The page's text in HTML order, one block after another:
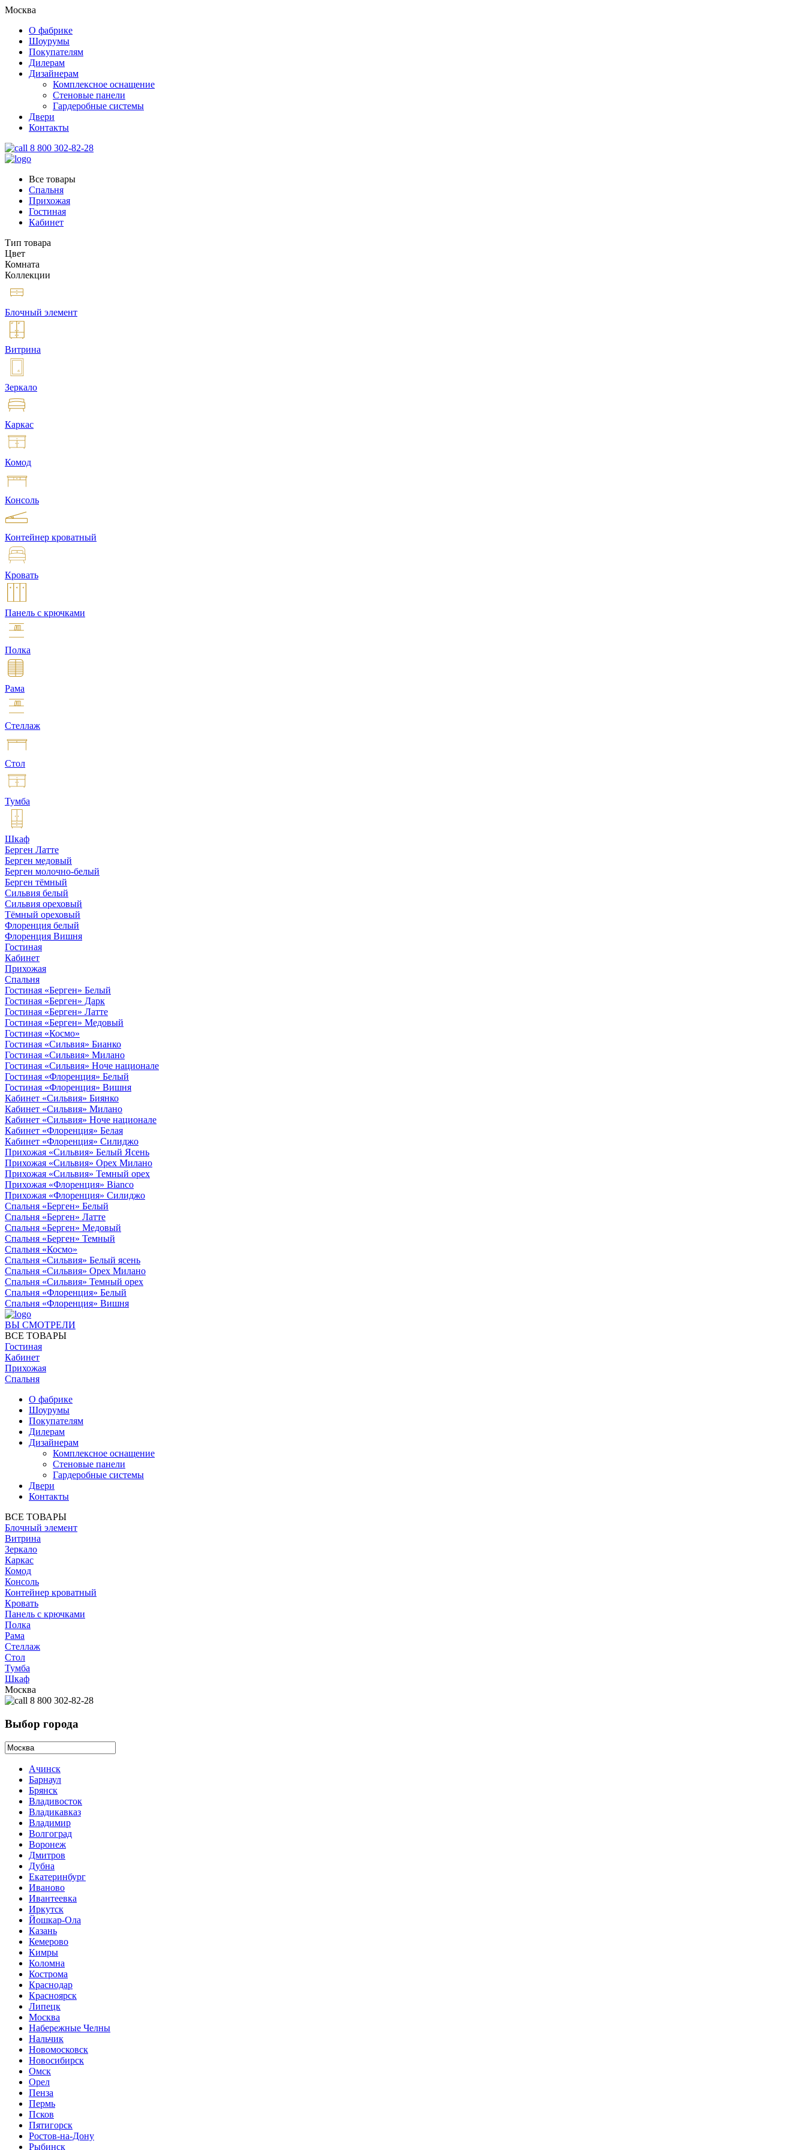
Москва
О фабрике
Шоурумы
Покупателям
Дилерам
Дизайнерам
Комплексное оснащение
Стеновые панели
Гардеробные системы
Двери
Контакты
8 800 302-82-28
Все товары
Спальня
Прихожая
Гостиная
Кабинет
Тип товара
Цвет
Комната
Коллекции
Блочный элемент
Витрина
Зеркало
Каркас
Комод
Консоль
Контейнер кроватный
Кровать
Панель с крючками
Полка
Рама
Стеллаж
Стол
Тумба
Шкаф
Берген Латте
Берген медовый
Берген молочно-белый
Берген тёмный
Сильвия белый
Сильвия ореховый
Тёмный ореховый
Флоренция белый
Флоренция Вишня
Гостиная
Кабинет
Прихожая
Спальня
Гостиная «Берген» Белый
Гостиная «Берген» Дарк
Гостиная «Берген» Латте
Гостиная «Берген» Медовый
Гостиная «Космо»
Гостиная «Сильвия» Бианко
Гостиная «Сильвия» Милано
Гостиная «Сильвия» Ноче национале
Гостиная «Флоренция» Белый
Гостиная «Флоренция» Вишня
Кабинет «Сильвия» Биянко
Кабинет «Сильвия» Милано
Кабинет «Сильвия» Ноче национале
Кабинет «Флоренция» Белая
Кабинет «Флоренция» Силиджо
Прихожая «Сильвия» Белый Ясень
Прихожая «Сильвия» Орех Милано
Прихожая «Сильвия» Темный орех
Прихожая «Флоренция» Bianco
Прихожая «Флоренция» Силиджо
Спальня «Берген» Белый
Спальня «Берген» Латте
Спальня «Берген» Медовый
Спальня «Берген» Темный
Спальня «Космо»
Спальня «Сильвия» Белый ясень
Спальня «Сильвия» Орех Милано
Спальня «Сильвия» Темный орех
Спальня «Флоренция» Белый
Спальня «Флоренция» Вишня
ВЫ СМОТРЕЛИ
ВСЕ ТОВАРЫ
Гостиная
Кабинет
Прихожая
Спальня
О фабрике
Шоурумы
Покупателям
Дилерам
Дизайнерам
Комплексное оснащение
Стеновые панели
Гардеробные системы
Двери
Контакты
ВСЕ ТОВАРЫ
Блочный элемент
Витрина
Зеркало
Каркас
Комод
Консоль
Контейнер кроватный
Кровать
Панель с крючками
Полка
Рама
Стеллаж
Стол
Тумба
Шкаф
Москва
8 800 302-82-28
Выбор города
Ачинск
Барнаул
Брянск
Владивосток
Владикавказ
Владимир
Волгоград
Воронеж
Дмитров
Дубна
Екатеринбург
Иваново
Ивантеевка
Иркутск
Йошкар-Ола
Казань
Кемерово
Кимры
Коломна
Кострома
Краснодар
Красноярск
Липецк
Москва
Набережные Челны
Нальчик
Новомосковск
Новосибирск
Омск
Орел
Пенза
Пермь
Псков
Пятигорск
Ростов-на-Дону
Рыбинск